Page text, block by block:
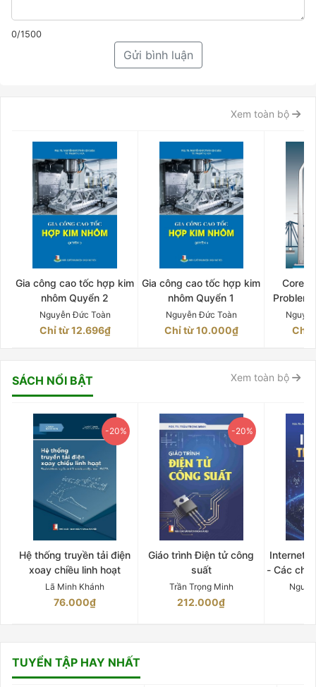
0/1500
Gửi bình luận
Xem toàn bộ
Gia công cao tốc hợp kim
nhôm Quyển 2
Nguyễn Đức Toàn
Chỉ từ 12.696₫
Gia công cao tốc hợp kim
nhôm Quyển 1
Nguyễn Đức Toàn
Chỉ từ 10.000₫
Core
OF
Chỉ
SÁCH NỔI BẬT Xem toàn bộ
-20%
Hệ thống truyền tải điện
xoay chiều linh hoạt
Lã Minh Khánh
76.000₫
-20%
Giáo trình Điện tử công
suất
Trần Trọng Minh
212.000₫
Internet
- Các
TUYỂN TẬP HAY NHẤT